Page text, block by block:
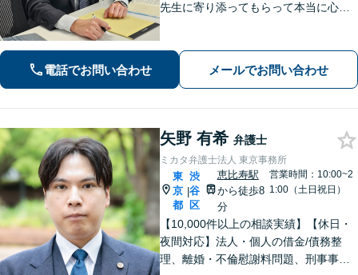
先生に寄り添ってもらって本当に心強
に真剣に向き合います【休日・夜間相
談可／完全個室】【企業法務も対応】
電話でお問い合わせ メールでお問い合わせ
矢野 有希 弁護士
ミカタ弁護士法人 東京事務所
東
京
都
|
渋
谷
区
恵比寿駅
から徒歩8
分
営業時間：10:00~2
1:00（土日祝日）
【10,000件以上の相談実績】【休日・
夜間対応】法人・個人の借金/債務整
理、離婚・不倫慰謝料問題、刑事事